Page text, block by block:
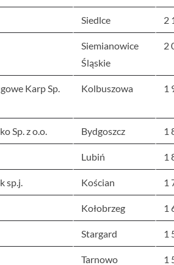
Siedlce 2
Siemianowice
Śląskie
2
Karp Sp.
Kolbuszowa 1
Sp. z o.o. Bydgoszcz 1
Lubiń 1
sp.j. Kościan 1
Kołobrzeg 1
Stargard 1
Tarnowo
1